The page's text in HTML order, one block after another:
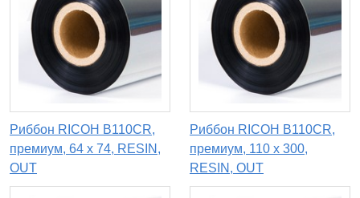
Риббон RICOH B110CR,
премиум, 64 х 74, RESIN,
OUT
Риббон RICOH B110CR,
премиум, 110 х 300,
RESIN, OUT